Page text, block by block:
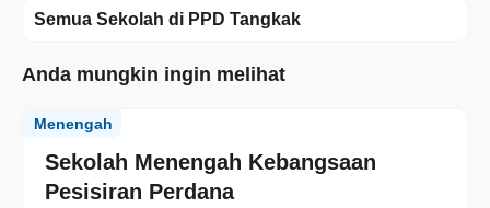
Semua Sekolah di PPD Tangkak
Anda mungkin ingin melihat
Sekolah Menengah Kebangsaan
Pesisiran Perdana
Menengah